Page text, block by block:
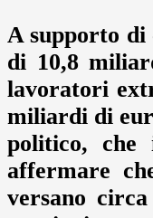
A supporto di
di 10,8
lavoratori
miliardi di
politico, che
affermare
versano